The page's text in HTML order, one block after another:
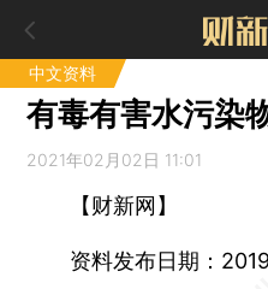
中文资料
有毒有害水污染
2021年02月02日 11:01
【财新网】
资料发布日期：